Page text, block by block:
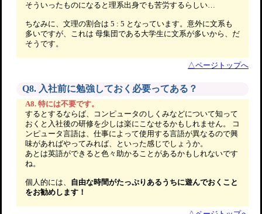
そういったものになると理系出身でも苦労するらしい…
ちなみに、文理の割合は 5 : 5 となっています。意外に文系も
多いですが、これは 母集団である大学生に文系が多いから、だ
そうです。
△ページトップへ
Q8. 入社前に勉強しておく必要ってある？
A8. 特には不要です。
するとするならば、コンピュータのしくみなどについて知って
おくと入社後の研修を少しは楽にこなせるかもしれません。 コ
ンピュータ言語は、仕事によって使用する言語が異なるので興
味があればやってみれば、といった感じでしょうか。
あとは英語ができると色々助かることがあるかもしれないです
ね。
個人的には、 自由な時間がたっぷりあるうちに遊んでおくこと
をお勧めします！